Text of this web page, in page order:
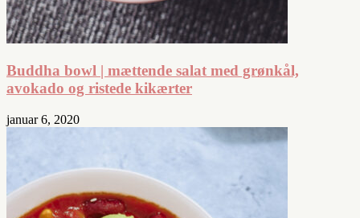
Buddha bowl | mættende salat med grønkål,
avokado og ristede kikærter
januar 6, 2020